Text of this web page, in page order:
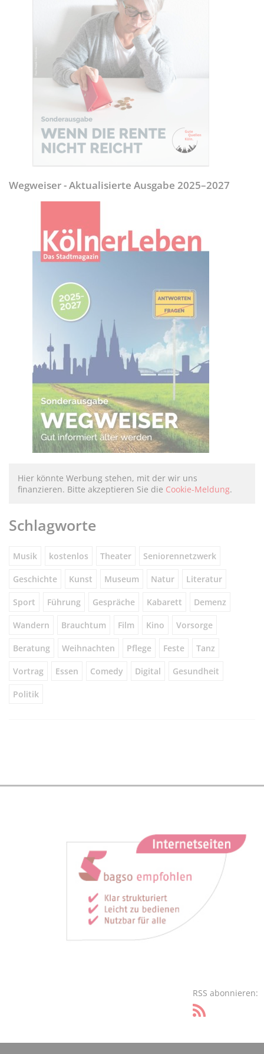
Wegweiser - Aktualisierte Ausgabe 2025–2027
Hier könnte Werbung stehen, mit der wir uns
finanzieren. Bitte akzeptieren Sie die Cookie-Meldung.
Schlagworte
Musik kostenlos Theater Seniorennetzwerk
Geschichte Kunst Museum Natur Literatur
Sport Führung Gespräche Kabarett Demenz
Wandern Brauchtum Film Kino Vorsorge
Beratung Weihnachten Pflege Feste Tanz
Vortrag Essen Comedy Digital Gesundheit
Politik
RSS abonnieren: